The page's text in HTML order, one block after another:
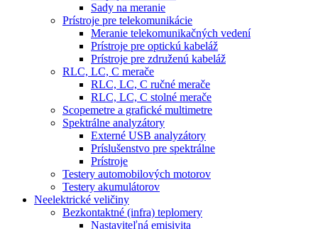
Sady na meranie
Prístroje pre telekomunikácie
Meranie telekomunikačných vedení
Prístroje pre optickú kabeláž
Prístroje pre združenú kabeláž
RLC, LC, C merače
RLC, LC, C ručné merače
RLC, LC, C stolné merače
Scopemetre a grafické multimetre
Spektrálne analyzátory
Externé USB analyzátory
Príslušenstvo pre spektrálne
Prístroje
Testery automobilových motorov
Testery akumulátorov
Neelektrické veličiny
Bezkontaktné (infra) teplomery
Nastaviteľná emisivita